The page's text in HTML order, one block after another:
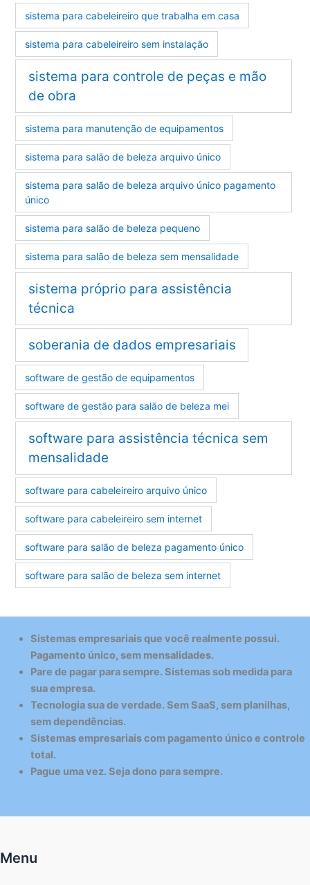
sistema para cabeleireiro que trabalha em casa
sistema para cabeleireiro sem instalação
sistema para controle de peças e mão
de obra
sistema para manutenção de equipamentos
sistema para salão de beleza arquivo único
sistema para salão de beleza arquivo único pagamento
único
sistema para salão de beleza pequeno
sistema para salão de beleza sem mensalidade
sistema próprio para assistência
técnica
soberania de dados empresariais
software de gestão de equipamentos
software de gestão para salão de beleza mei
software para assistência técnica sem
mensalidade
software para cabeleireiro arquivo único
software para cabeleireiro sem internet
software para salão de beleza pagamento único
software para salão de beleza sem internet
Sistemas empresariais que você realmente possui.
Pagamento único, sem mensalidades.
Pare de pagar para sempre. Sistemas sob medida para
sua empresa.
Tecnologia sua de verdade. Sem SaaS, sem planilhas,
sem dependências.
Sistemas empresariais com pagamento único e controle
total.
Pague uma vez. Seja dono para sempre.
Menu